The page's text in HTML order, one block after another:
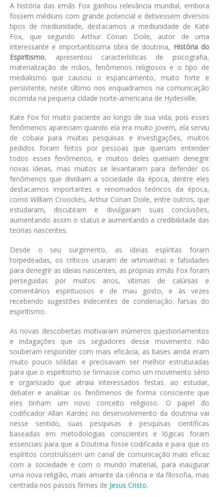
A história das irmãs Fox ganhou relevância mundial, embora
fossem médiuns com grande potencial e detivessem diversos
tipos de mediunidade, destacamos a mediunidade de Kate
Fox, que segundo Arthur Conan Doile, autor de uma
interessante e importantíssima obra de doutrina, História do
Espiritismo, apresentou características de psicografia,
materialização de mãos, fenômenos religiosos e o tipo de
medialismo que causou o espancamento, muito forte e
persistente, neste último nos enquadramos na comunicação
ocorrida na pequena cidade norte-americana de Hydesville.
Kate Fox foi muito paciente ao longo de sua vida, pois esses
fenômenos apareciam quando ela era muito jovem, ela serviu
de cobaia para muitas pesquisas e investigações, muitos
pedidos foram feitos por pessoas que queriam entender
todos esses fenômenos, e muitos deles queriam denegrir
novas ideias, mas muitos se levantaram para defender os
fenômenos que dividiam a sociedade da época, dentre eles
destacamos importantes e renomados teóricos da época,
como William Croockes, Arthur Conan Doile, entre outros, que
estudaram, discutiram e divulgaram suas conclusões,
aumentando assim o status e aumentando a credibilidade das
teorias nascentes.
Desde o seu surgimento, as ideias espíritas foram
torpedeadas, os críticos usaram de artimanhas e falsidades
para denegrir as ideias nascentes, as próprias irmãs Fox foram
perseguidas por muitos anos, vítimas de calúnias e
comentários espirituosos e de mau gosto, e às vezes
recebendo sugestões indecentes de condenação. farsas do
espiritismo.
As novas descobertas motivaram inúmeros questionamentos
e indagações que os seguidores desse movimento não
souberam responder com mais eficácia, as bases ainda eram
muito pouco sólidas e precisavam ser melhor estruturadas
para que o espiritismo se firmasse como um movimento sério
e organizado que atraia interessados festas. ao estudar,
debater e analisar os fenômenos de forma consciente que
eles tinham um novo conceito religioso. O papel do
codificador Allan Kardec no desenvolvimento da doutrina vai
nesse sentido, suas pesquisas e pesquisas científicas
baseadas em metodologias conscientes e lógicas foram
essenciais para que a Doutrina fosse codificada e para que os
espíritos construíssem um canal de comunicação mais eficaz
com a sociedade e com o mundo material, para inaugurar
uma nova religião, mais amante da ciência e da filosofia, mas
centrada nos passos firmes de Jesus Cristo.